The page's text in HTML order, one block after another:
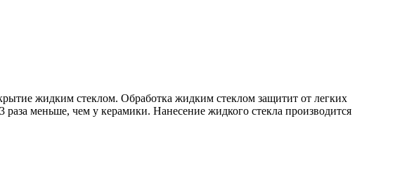
жидким стеклом. Обработка жидким стеклом защитит от легких
меньше, чем у керамики. Нанесение жидкого стекла производится